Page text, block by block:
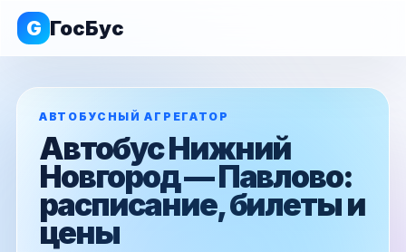
G ГосБус
АВТОБУСНЫЙ АГРЕГАТОР
Автобус Нижний
Новгород — Павлово:
расписание, билеты и
цены